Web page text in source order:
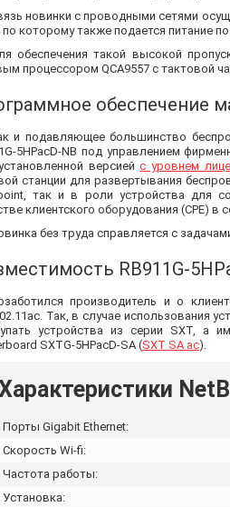
новинки с проводными сетями
по которому также подается питание по
обеспечения такой высокой
процессором QCA9557 с тактовой
обеспечение
и подавляющее большинство
5HPacD-NB под управлением
версиейс уровнем
станции для развертывания
так и в роли устройства для
клиентского оборудования (CPE) в
без труда справляется с
RB911G-
производитель и о
Так, в случае использования
устройства из серии SXT, а
SXTG-5HPacD-SA (SXT SA ac).
Порты Gigabit Ethernet:
Скорость Wi-fi:
Частота работы:
Установка: